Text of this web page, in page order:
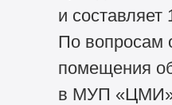
и составляет
По вопросам
помещения
в МУП «ЦМИ»